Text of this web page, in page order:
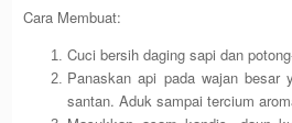
Cara Membuat:
Cuci bersih daging sapi dan
Panaskan api pada wajan besar
santan. Aduk sampai tercium